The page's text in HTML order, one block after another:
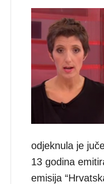
odjeknula je
13 godina
emisija